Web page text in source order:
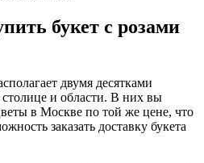
букет с розами
двумя десятками
и области. В них вы
в Москве по той же цене, что
заказать доставку букета